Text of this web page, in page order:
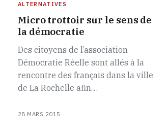
ALTERNATIVES
Micro trottoir sur le sens de
la démocratie
Des citoyens de l’association
Démocratie Réelle sont allés à la
rencontre des français dans la ville
de La Rochelle afin…
28 MARS 2015